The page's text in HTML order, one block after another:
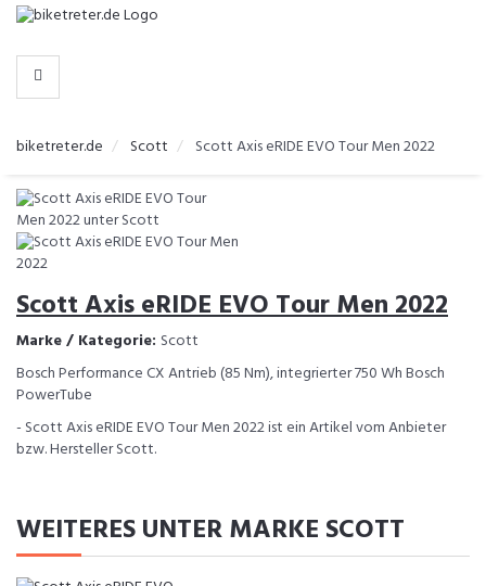
-
HERSTELLER
biketreter.de Scott Scott Axis eRIDE EVO Tour Men 2022
Scott Axis eRIDE EVO Tour Men 2022
Marke / Kategorie: Scott
Bosch Performance CX Antrieb (85 Nm), integrierter 750 Wh Bosch
PowerTube
- Scott Axis eRIDE EVO Tour Men 2022 ist ein Artikel vom Anbieter
bzw. Hersteller Scott.
WEITERES UNTER MARKE SCOTT